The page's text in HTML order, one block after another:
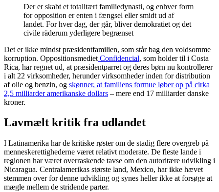
Der er skabt et totalitært familiedynasti, og enhver form
for opposition er enten i fængsel eller smidt ud af
landet. For hver dag, der går, bliver demokratiet og det
civile råderum yderligere begrænset
Det er ikke mindst præsidentfamilien, som står bag den voldsomme
korruption. Oppositionsmediet Confidencial, som holder til i Costa
Rica, har regnet ud, at præsidentparret og deres børn nu kontrollerer
i alt 22 virksomheder, herunder virksomheder inden for distribution
af olie og benzin, og skønner, at familiens formue løber op på cirka
2,5 milliarder amerikanske dollars – mere end 17 milliarder danske
kroner.
Lavmælt kritik fra udlandet
I Latinamerika har de kritiske røster om de stadig flere overgreb på
menneskerettighederne været relativt moderate. De fleste lande i
regionen har været overraskende tavse om den autoritære udvikling i
Nicaragua. Centralamerikas største land, Mexico, har ikke hævet
stemmen over for denne udvikling og synes heller ikke at forsøge at
mægle mellem de stridende parter.